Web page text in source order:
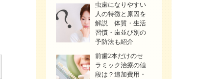
虫歯になりやすい
人の特徴と原因を
解説｜体質・生活
習慣・歯並び別の
予防法も紹介
前歯2本だけのセ
ラミック治療の値
段は？追加費用・